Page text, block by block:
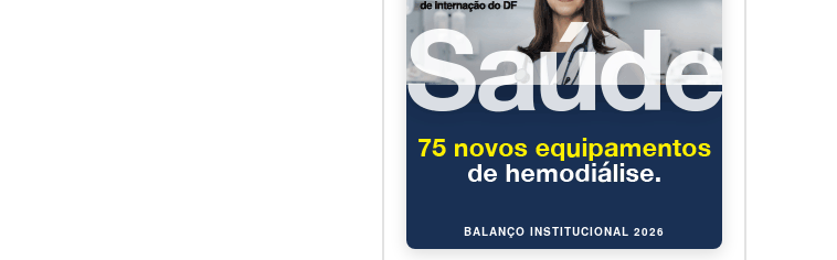
BALANÇO INSTITUCIONAL 2026